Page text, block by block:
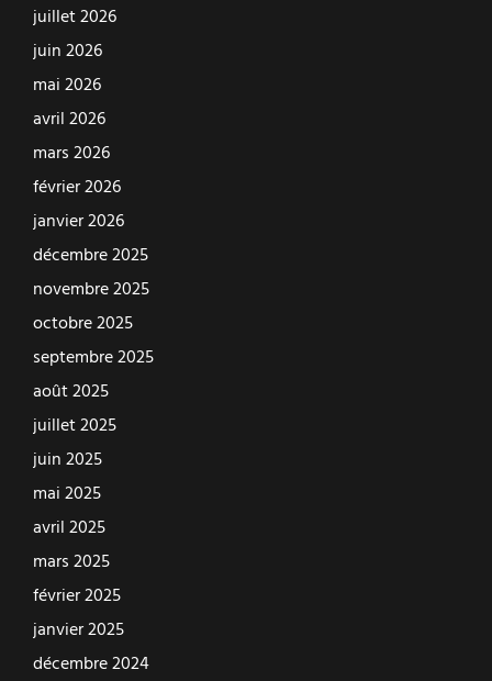
juillet 2026
juin 2026
mai 2026
avril 2026
mars 2026
février 2026
janvier 2026
décembre 2025
novembre 2025
octobre 2025
septembre 2025
août 2025
juillet 2025
juin 2025
mai 2025
avril 2025
mars 2025
février 2025
janvier 2025
décembre 2024